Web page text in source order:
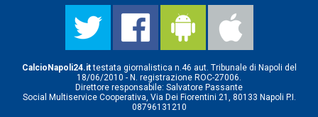
CalcioNapoli24.ittestata giornalistica n.46 aut. Tribunale di Napoli del
18/06/2010 - N. registrazione ROC-27006.
Direttore responsabile: Salvatore Passante
Social Multiservice Cooperativa, Via Dei Fiorentini 21, 80133 Napoli P.I.
08796131210